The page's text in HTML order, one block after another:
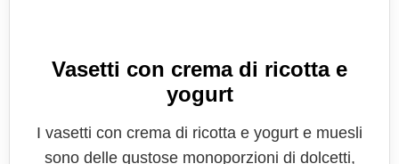
Vasetti con crema di ricotta e
yogurt
I vasetti con crema di ricotta e yogurt e muesli
sono delle gustose monoporzioni di dolcetti,